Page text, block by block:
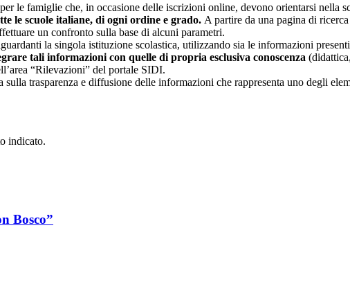
le famiglie che, in occasione delle iscrizioni online, devono orientarsi nella
le scuole italiane, di ogni ordine e grado. A partire da una pagina di
un confronto sulla base di alcuni parametri.
la singola istituzione scolastica, utilizzando sia le informazioni
tali informazioni con quelle di propria esclusiva conoscenza
“Rilevazioni” del portale SIDI.
trasparenza e diffusione delle informazioni che rappresenta uno degli
indicato.
Bosco”